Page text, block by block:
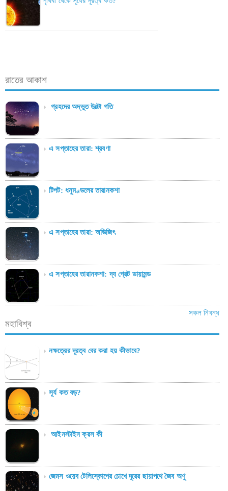
রাতের আকাশ
গ্রহদের অদ্ভুত উল্টো গতি
এ সপ্তাহের তারা: শ্রবণা
টিপট: ধনুমণ্ডলের তারানকশা
এ সপ্তাহের তারা: অভিজিৎ
এ সপ্তাহের তারানকশা: দ্য গ্রেট ডায়ামন্ড
সকল নিবন্ধ
মহাবিশ্ব
নক্ষত্রের দূরত্ব বের করা হয় কীভাবে?
সূর্য কত বড়?
আইনস্টাইন ক্রস কী
জেমস ওয়েব টেলিস্কোপের চোখে দূরের ছায়াপথে জৈব অণু